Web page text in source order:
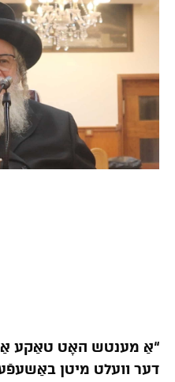
“אַ מענטש האָט טאַקע אַ
דער וועלט מיטן